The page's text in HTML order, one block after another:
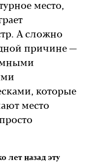
место,
А сложно
причине —
которые
место
лет назад эту